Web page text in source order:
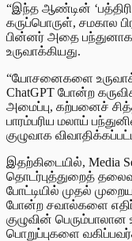
“இந்த ஆண்டின்
கருப்பொருள், சமகால
பின்னர் அதை
உருவாக்கியது.
“யோசனைகளை
ChatGPT போன்ற
அமைப்பு, கற்பனைச்
பாரம்பரிய மலாய்
குழுவாக
இதற்கிடையில், Media
தொடர்புத்துறைத்
போட்டியில் முதல்
போன்ற சவால்களை
குழுவின் பெரும்பாலான
பொறுப்புகளை